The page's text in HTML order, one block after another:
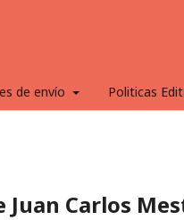
de envío Politicas
Carlos